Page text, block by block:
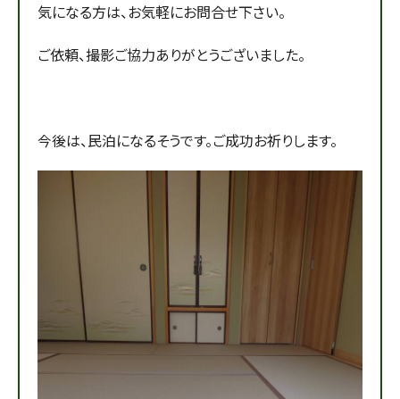
気になる方は、お気軽にお問合せ下さい。
ご依頼、撮影ご協力ありがとうございました。
今後は、民泊になるそうです。ご成功お祈りします。